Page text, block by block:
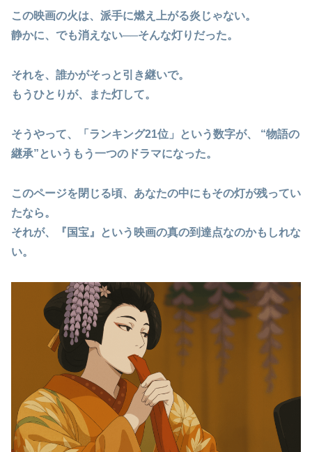
この映画の火は、派手に燃え上がる炎じゃない。
静かに、でも消えない──そんな灯りだった。
それを、誰かがそっと引き継いで。
もうひとりが、また灯して。
そうやって、
「ランキング21位」という数字が、 “物語の
継承”というもう一つのドラマになった。
このページを閉じる頃、あなたの中にもその灯が残ってい
たなら。
それが、『国宝』という映画の真の到達点なのかもしれな
い。